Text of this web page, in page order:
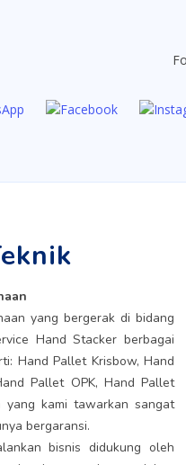
yang bergerak di bidang
Hand Stacker berbagai
Hand Pallet Krisbow, Hand
Pallet OPK, Hand Pallet
kami tawarkan sangat
bergaransi.
bisnis didukung oleh